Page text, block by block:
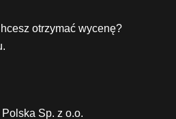
otrzymać wycenę?
Sp. z o.o.